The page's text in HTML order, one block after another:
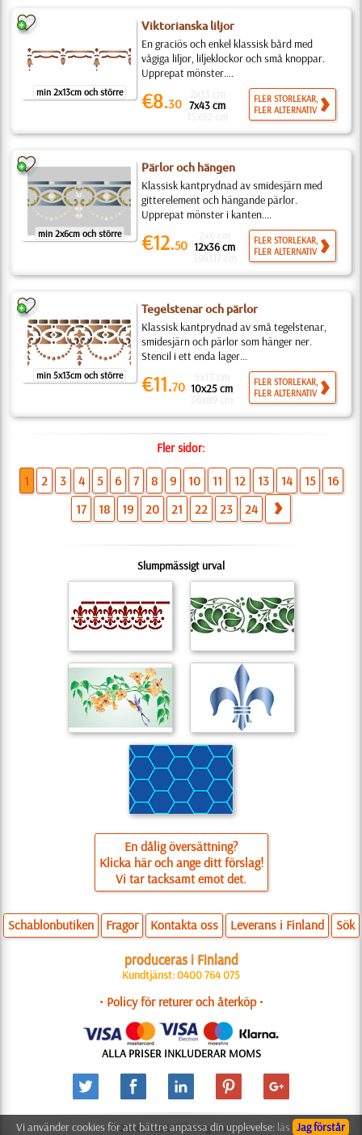
min 2x13cm och större
Viktorianska liljor
En graciös och enkel klassisk bård med
vågiga liljor, liljeklockor och små knoppar.
Upprepat mönster....
€8.30 7x43 cm
FLER STORLEKAR,
FLER ALTERNATIV
min 2x6cm och större
Pärlor och hängen
Klassisk kantprydnad av smidesjärn med
gitterelement och hängande pärlor.
Upprepat mönster i kanten....
€12.50 12x36 cm
FLER STORLEKAR,
FLER ALTERNATIV
min 5x13cm och större
Tegelstenar och pärlor
Klassisk kantprydnad av små tegelstenar,
smidesjärn och pärlor som hänger ner.
Stencil i ett enda lager...
€11.70 10x25 cm
FLER STORLEKAR,
FLER ALTERNATIV
Fler sidor:
1 2 3 4 5 6 7 8 9 10 11 12 13 14 15
16
17
18 19 20 21 22 23 24
Slumpmässigt urval
En dålig översättning?
Klicka här och ange ditt förslag!
Vi tar tacksamt emot det.
Schablonbutiken Fragor Kontakta oss Leverans i Finland Sök
produceras i Finland
Kundtjänst: 0400 764 075
• Policy för returer och återköp •
ALLA PRISER INKLUDERAR MOMS
© 2006-2025 Utformning: Natali M.
Jag förstår
Vi använder cookies för att bättre anpassa din upplevelse: läs